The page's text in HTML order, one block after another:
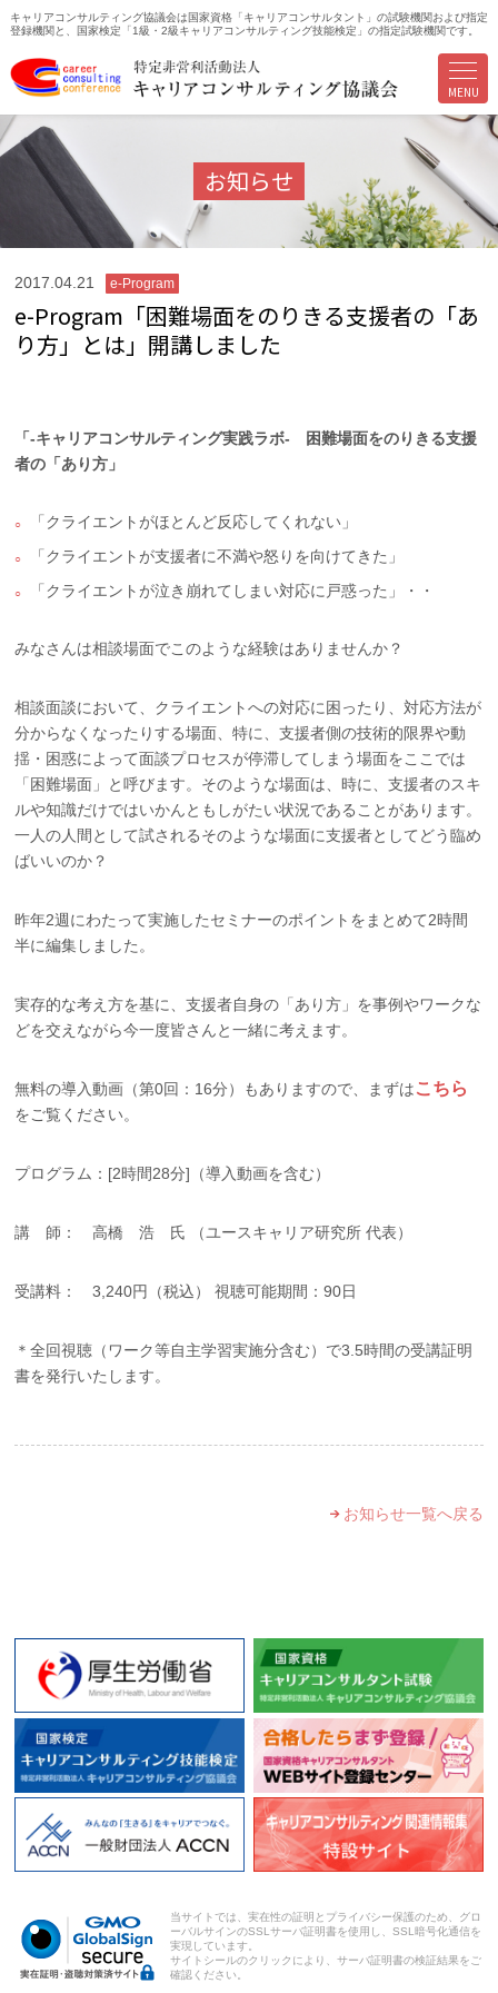
キャリアコンサルティング協議会は国家資格「キャリアコンサルタント」の試験機関および指定
登録機関と、国家検定「1級・2級キャリアコンサルティング技能検定」の指定試験機関です。
MENU
お知らせ
2017.04.21 e-Program
e-Program「困難場面をのりきる支援者の「あ
り方」とは」開講しました
「‐キャリアコンサルティング実践ラボ‐ 困難場面をのりきる支援
者の「あり方」
「クライエントがほとんど反応してくれない」
「クライエントが支援者に不満や怒りを向けてきた」
「クライエントが泣き崩れてしまい対応に戸惑った」・・
みなさんは相談場面でこのような経験はありませんか？
相談面談において、クライエントへの対応に困ったり、対応方法が
分からなくなったりする場面、特に、支援者側の技術的限界や動
揺・困惑によって面談プロセスが停滞してしまう場面をここでは
「困難場面」と呼びます。そのような場面は、時に、支援者のスキ
ルや知識だけではいかんともしがたい状況であることがあります。
一人の人間として試されるそのような場面に支援者としてどう臨め
ばいいのか？
昨年2週にわたって実施したセミナーのポイントをまとめて2時間
半に編集しました。
実存的な考え方を基に、支援者自身の「あり方」を事例やワークな
どを交えながら今一度皆さんと一緒に考えます。
無料の導入動画（第0回：16分）もありますので、まずはこちら
をご覧ください。
プログラム：[2時間28分]（導入動画を含む）
講 師： 高橋 浩 氏 （ユースキャリア研究所 代表）
受講料： 3,240円（税込） 視聴可能期間：90日
＊全回視聴（ワーク等自主学習実施分含む）で3.5時間の受講証明
書を発行いたします。
お知らせ一覧へ戻る
当サイトでは、実在性の証明とプライバシー保護のため、グロ
ーバルサインのSSLサーバ証明書を使用し、SSL暗号化通信を
実現しています。
サイトシールのクリックにより、サーバ証明書の検証結果をご
確認ください。